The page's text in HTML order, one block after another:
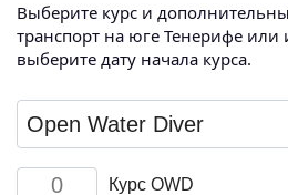
Выберите курс и
транспорт на юге Тенерифе или
выберите дату начала курса.
Open Water Diver
КоличествоКурс OWD